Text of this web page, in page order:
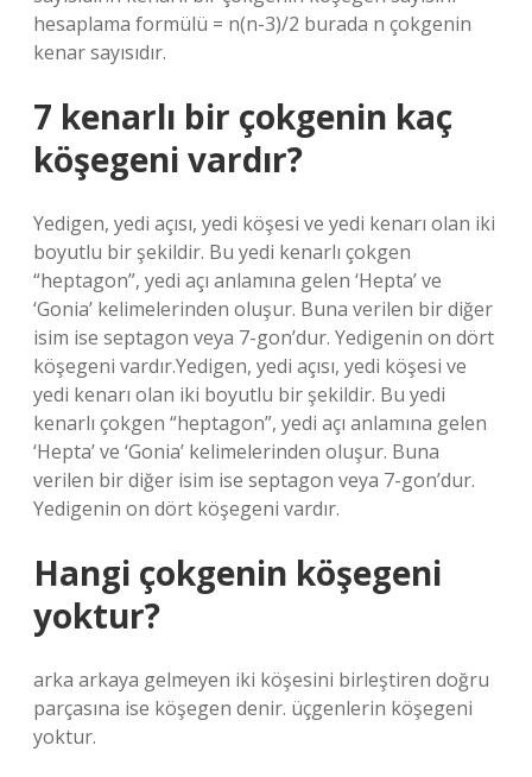
hesaplama formülü = n(n-3)/2 burada n çokgenin
kenar sayısıdır.
7 kenarlı bir çokgenin kaç
köşegeni vardır?
Yedigen, yedi açısı, yedi köşesi ve yedi kenarı olan iki
boyutlu bir şekildir. Bu yedi kenarlı çokgen
“heptagon”, yedi açı anlamına gelen ‘Hepta’ ve
‘Gonia’ kelimelerinden oluşur. Buna verilen bir diğer
isim ise septagon veya 7-gon’dur. Yedigenin on dört
köşegeni vardır.Yedigen, yedi açısı, yedi köşesi ve
yedi kenarı olan iki boyutlu bir şekildir. Bu yedi
kenarlı çokgen “heptagon”, yedi açı anlamına gelen
‘Hepta’ ve ‘Gonia’ kelimelerinden oluşur. Buna
verilen bir diğer isim ise septagon veya 7-gon’dur.
Yedigenin on dört köşegeni vardır.
Hangi çokgenin köşegeni
yoktur?
arka arkaya gelmeyen iki köşesini birleştiren doğru
parçasına ise köşegen denir. üçgenlerin köşegeni
yoktur.